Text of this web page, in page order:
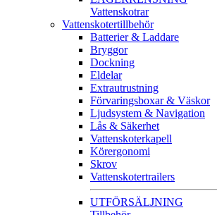
Vattenskotrar
Vattenskotertillbehör
Batterier & Laddare
Bryggor
Dockning
Eldelar
Extrautrustning
Förvaringsboxar & Väskor
Ljudsystem & Navigation
Lås & Säkerhet
Vattenskoterkapell
Körergonomi
Skrov
Vattenskotertrailers
UTFÖRSÄLJNING